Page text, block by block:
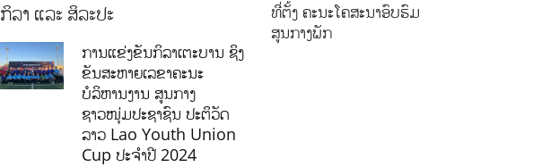
ກິລາ ແລະ ສິລະປະ
ການແຂ່ງຂັນກິລາເຕະບານ ຊິງ
ຂັນສະຫາຍເລຂາຄະນະ
ບໍລິຫານງານ ສູນກາງ
ຊາວໜຸ່ມປະຊາຊົນ ປະຕິວັດ
ລາວ Lao Youth Union
Cup ປະຈຳປີ 2024
ທີ່ຕັ້ງ ຄະນະໂຄສະນາອົບຮົມ
ສູນກາງພັກ